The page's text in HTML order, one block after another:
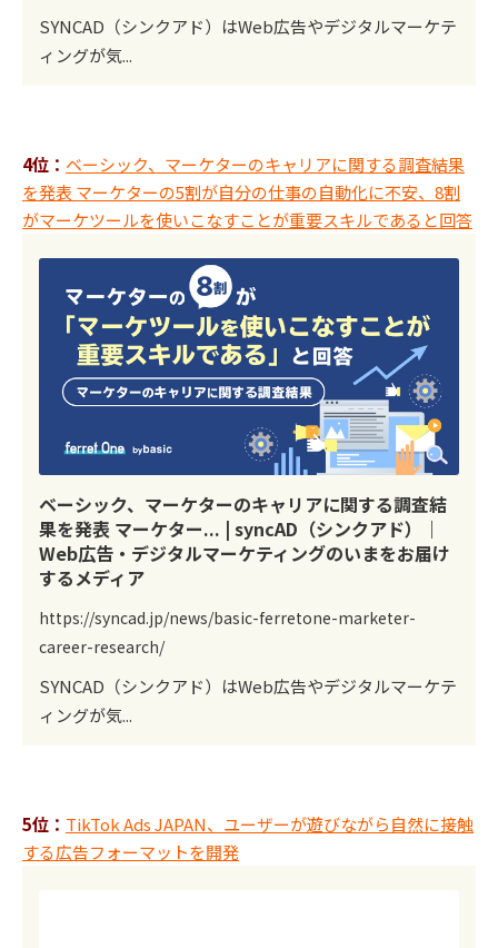
SYNCAD（シンクアド）はWeb広告やデジタルマーケテ
ィングが気...
4位： ベーシック、マーケターのキャリアに関する調査結果
を発表 マーケターの5割が自分の仕事の自動化に不安、8割
がマーケツールを使いこなすことが重要スキルであると回答
ベーシック、マーケターのキャリアに関する調査結
果を発表 マーケター... | syncAD（シンクアド）｜
Web広告・デジタルマーケティングのいまをお届け
するメディア
https://syncad.jp/news/basic-ferretone-marketer-
career-research/
SYNCAD（シンクアド）はWeb広告やデジタルマーケテ
ィングが気...
5位： TikTok Ads JAPAN、ユーザーが遊びながら自然に接触
する広告フォーマットを開発